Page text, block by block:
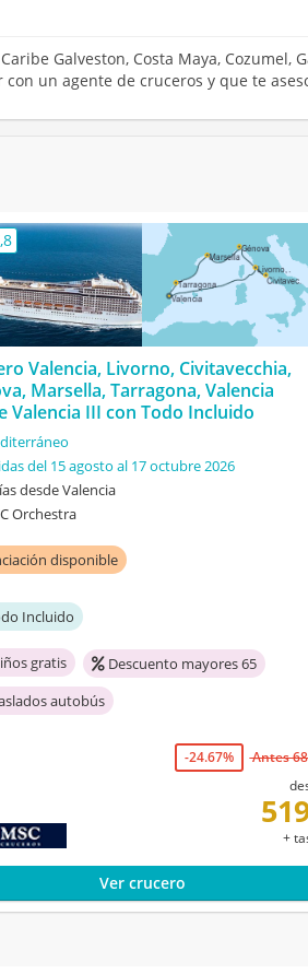
Galveston, Costa Maya, Cozumel,
un agente de cruceros y que te
Valencia, Livorno, Civitavecchia,
Marsella, Tarragona, Valencia
Valencia III con Todo Incluido
del 15 agosto al 17 octubre 2026
desde Valencia
Orchestra
disponible
Incluido
gratis
Descuento mayores 65
autobús
-24.67%
Antes
+
Ver crucero